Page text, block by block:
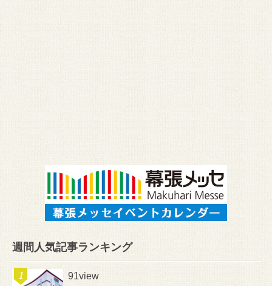
週間人気記事ランキング
91view